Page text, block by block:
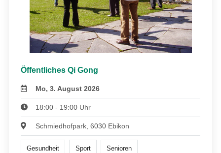
Öffentliches Qi Gong
Mo, 3. August 2026
18:00 - 19:00 Uhr
Schmiedhofpark, 6030 Ebikon
Gesundheit Sport Senioren